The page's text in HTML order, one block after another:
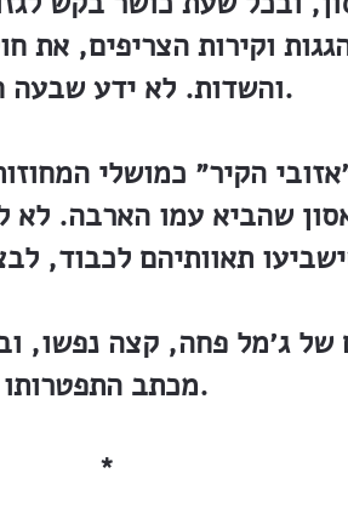
וקירות הצריפים, את
והשדות. לא ידע שבעה חסן בק.
הקיר״ כמושלי
שהביא עמו הארבה. לא
מכתב התפטרותו.
*